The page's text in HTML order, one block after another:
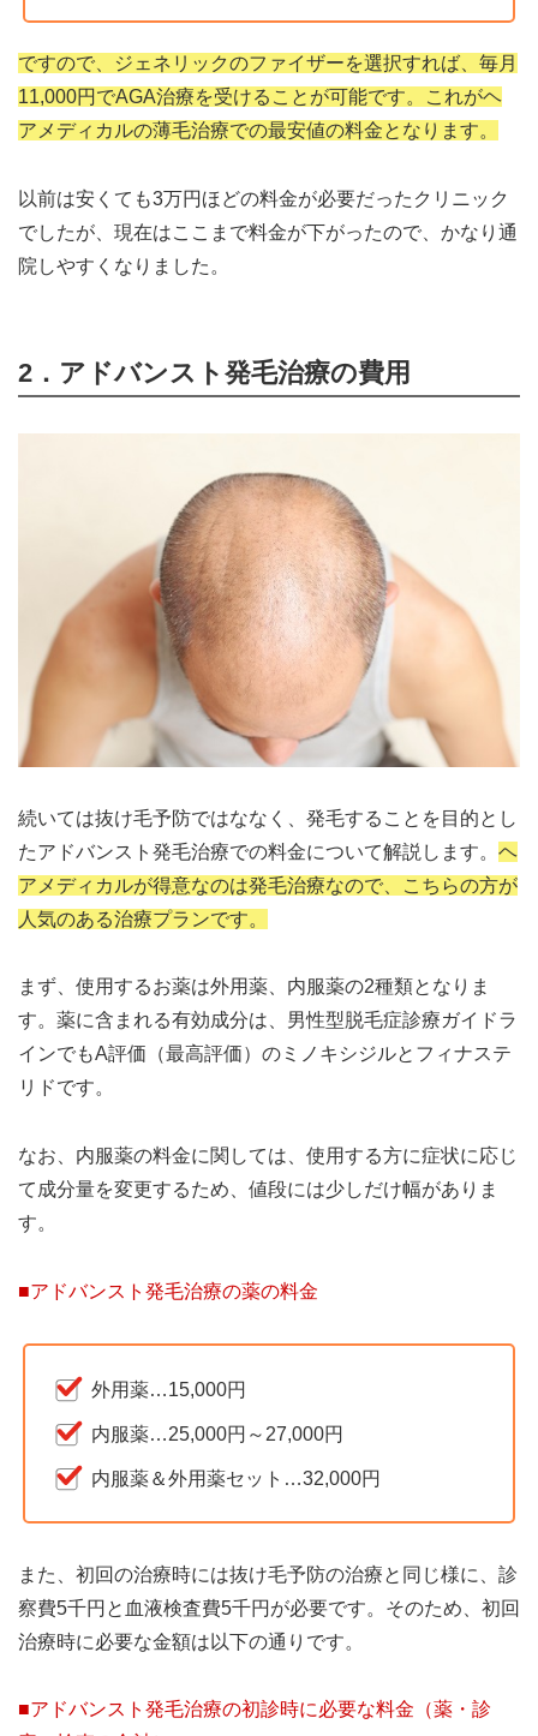
ですので、ジェネリックのファイザーを選択すれば、毎月
11,000円でAGA治療を受けることが可能です。これがヘ
アメディカルの薄毛治療での最安値の料金となります。
以前は安くても3万円ほどの料金が必要だったクリニック
でしたが、現在はここまで料金が下がったので、かなり通
院しやすくなりました。
2．アドバンスト発毛治療の費用
続いては抜け毛予防ではななく、発毛することを目的とし
たアドバンスト発毛治療での料金について解説します。 ヘ
アメディカルが得意なのは発毛治療なので、こちらの方が
人気のある治療プランです。
まず、使用するお薬は外用薬、内服薬の2種類となりま
す。薬に含まれる有効成分は、男性型脱毛症診療ガイドラ
インでもA評価（最高評価）のミノキシジルとフィナステ
リドです。
なお、内服薬の料金に関しては、使用する方に症状に応じ
て成分量を変更するため、値段には少しだけ幅がありま
す。
■アドバンスト発毛治療の薬の料金
外用薬…15,000円
内服薬…25,000円～27,000円
内服薬＆外用薬セット…32,000円
また、初回の治療時には抜け毛予防の治療と同じ様に、診
察費5千円と血液検査費5千円が必要です。そのため、初回
治療時に必要な金額は以下の通りです。
■アドバンスト発毛治療の初診時に必要な料金（薬・診